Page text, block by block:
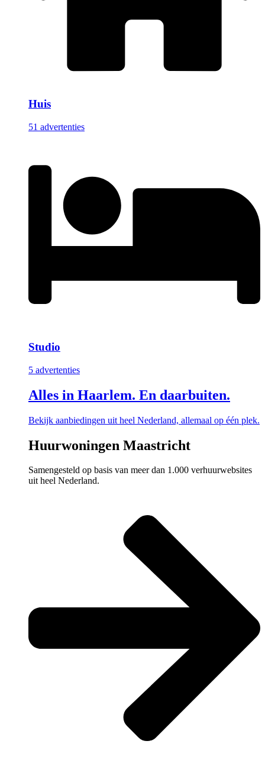
Huis
51 advertenties
Studio
5 advertenties
Alles in Haarlem. En daarbuiten.
Bekijk aanbiedingen uit heel Nederland, allemaal op één plek.
Huurwoningen Maastricht
Samengesteld op basis van meer dan 1.000 verhuurwebsites
uit heel Nederland.